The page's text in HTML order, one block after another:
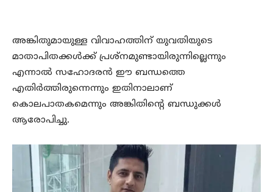
അങ്കിതുമായുള്ള വിവാഹത്തിന് യുവതിയുടെ
മാതാപിതക്കള്‍ക്ക് പ്രശ്നമുണ്ടായിരുന്നില്ലെന്നും
എന്നാല്‍ സഹോദരന്‍ ഈ ബന്ധത്തെ
എതിര്‍ത്തിരുന്നെന്നും ഇതിനാലാണ്
കൊലപാതകമെന്നും അങ്കിതിന്റെ ബന്ധുക്കള്‍
ആരോപിച്ചു.